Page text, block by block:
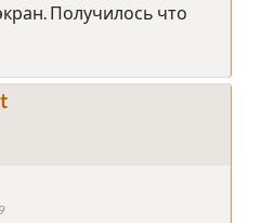
Получилось что